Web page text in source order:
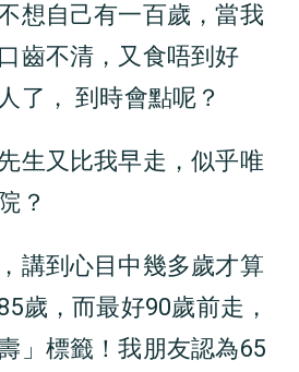
想自己有一百歲，當我
齒不清，又食唔到好
了， 到時會點呢？
生又比我早走，似乎唯
？
講到心目中幾多歲才算
歲，而最好90歲前走，
」標籤！我朋友認為65